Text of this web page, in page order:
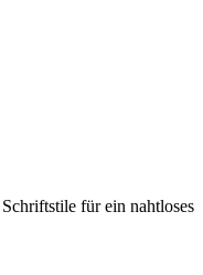
für ein nahtloses